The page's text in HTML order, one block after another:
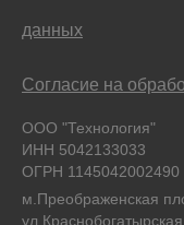
данных
Согласие на
ООО "Технология"
ИНН 5042133033
ОГРН 1145042002490
м.Преображенская